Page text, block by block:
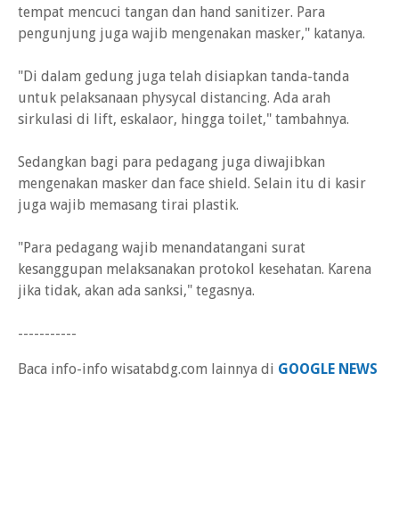
tempat mencuci tangan dan hand sanitizer. Para
pengunjung juga wajib mengenakan masker," katanya.
"Di dalam gedung juga telah disiapkan tanda-tanda
untuk pelaksanaan physycal distancing. Ada arah
sirkulasi di lift, eskalaor, hingga toilet," tambahnya.
Sedangkan bagi para pedagang juga diwajibkan
mengenakan masker dan face shield. Selain itu di kasir
juga wajib memasang tirai plastik.
"Para pedagang wajib menandatangani surat
kesanggupan melaksanakan protokol kesehatan. Karena
jika tidak, akan ada sanksi," tegasnya.
-----------
Baca info-info wisatabdg.com lainnya di GOOGLE NEWS